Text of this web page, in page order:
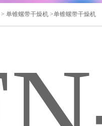
> 单锥螺带干燥机 >单锥螺带干燥机